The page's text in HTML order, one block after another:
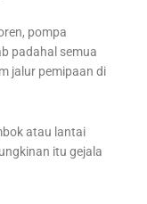
pompa
padahal semua
jalur pemipaan di
atau lantai
itu gejala